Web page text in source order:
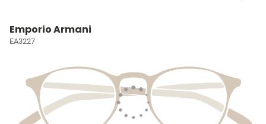
Emporio Armani
EA3227